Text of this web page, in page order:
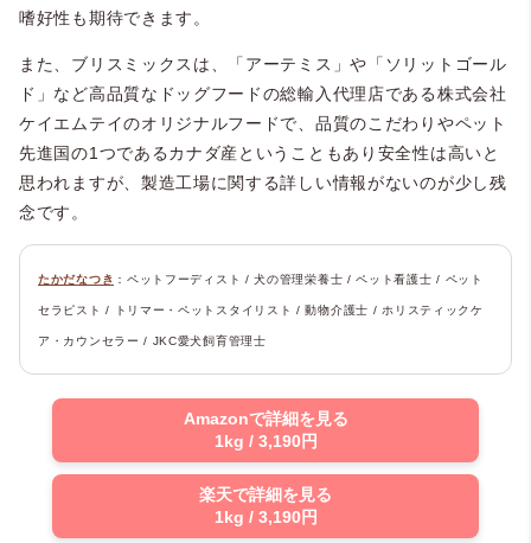
嗜好性も期待できます。
また、ブリスミックスは、「アーテミス」や「ソリットゴール
ド」など高品質なドッグフードの総輸入代理店である株式会社
ケイエムテイのオリジナルフードで、品質のこだわりやペット
先進国の1つであるカナダ産ということもあり安全性は高いと
思われますが、製造工場に関する詳しい情報がないのが少し残
念です。
たかだなつき ：ペットフーディスト / 犬の管理栄養士 / ペット看護士 / ペット
セラピスト / トリマー・ペットスタイリスト / 動物介護士 / ホリスティックケ
ア・カウンセラー / JKC愛犬飼育管理士
Amazonで詳細を見る
1kg / 3,190円
楽天で詳細を見る
1kg / 3,190円